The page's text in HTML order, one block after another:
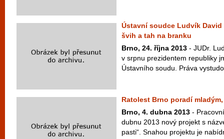
Ústavní soudce Ludvík
švih a tah na branku
Brno, 24. října 2013 - JUDr.
v srpnu prezidentem republiky
Ústavního soudu. Práva
Ratolest Brno poradí
Brno, 4. dubna 2013 -
dubnu 2013 nový projekt s
pasti“. Snahou projektu je